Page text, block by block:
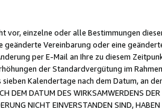
vor, einzelne oder alle Bestimmungen
geänderte Vereinbarung oder eine
per E-Mail an Ihre zu diesem
der Standardvergütung im
Kalendertage nach dem Datum, an
DEM DATUM DES WIRKSAMWERDENS
NICHT EINVERSTANDEN SIND,